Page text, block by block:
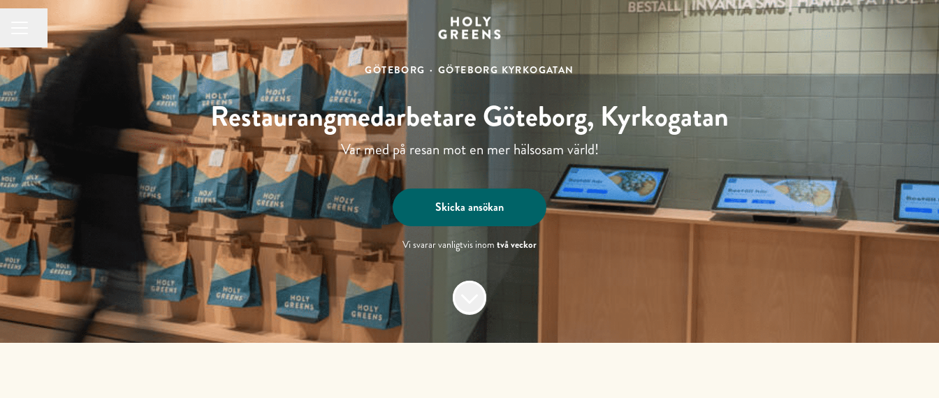
KARRIÄRMENY
Dela sidan
GÖTEBORG · GÖTEBORG KYRKOGATAN
Restaurangmedarbetare Göteborg, Kyrkogatan
Var med på resan mot en mer hälsosam värld!
Skicka ansökan
Vi svarar vanligtvis inom två veckor